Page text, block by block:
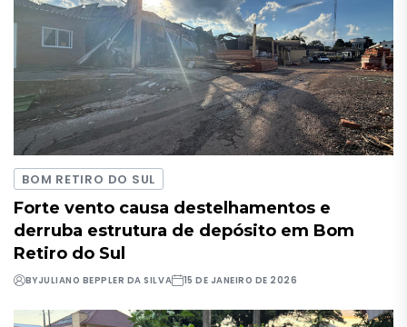
BOM RETIRO DO SUL
Forte vento causa destelhamentos e
derruba estrutura de depósito em Bom
Retiro do Sul
BYJULIANO BEPPLER DA SILVA 15 DE JANEIRO DE 2026